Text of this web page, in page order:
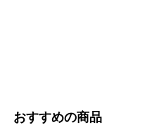
おすすめの商品